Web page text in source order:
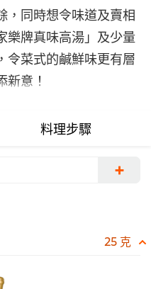
，同時想令味道及賣相
樂牌真味高湯」及少量
令菜式的鹹鮮味更有層
意！
料理步驟
+
25 克